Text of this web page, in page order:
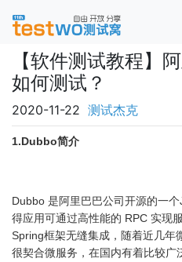
【软件测试教程】
如何测试？
2020-11-22 测试杰克
1.Dubbo简介
Dubbo 是阿里巴巴公司开源的一
得应用可通过高性能的 RPC 实现
Spring框架无缝集成，随着近几年
很契合微服务，在国内有着比较广